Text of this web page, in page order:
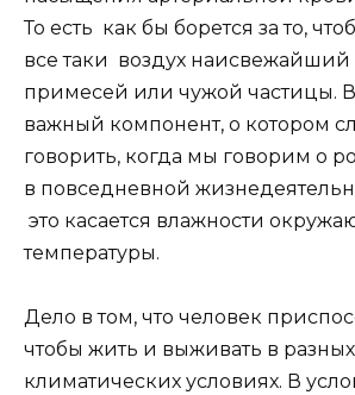
То есть как бы борется за то,
все таки воздух наисвежайший
примесей или чужой частицы.
важный компонент, о котором
говорить, когда мы говорим о
в повседневной
это касается влажности
температуры.
Дело в том, что человек
чтобы жить и выживать в разных
климатических условиях. В